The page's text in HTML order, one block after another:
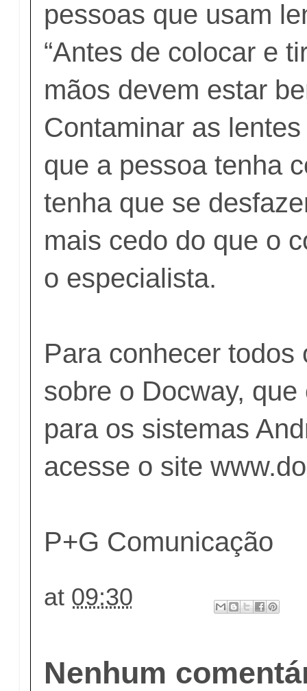
pessoas que usam
“Antes de colocar e
mãos devem estar
Contaminar as
que a pessoa tenha
tenha que se
mais cedo do que o
o especialista.
Para conhecer todos
sobre o Docway,
para os sistemas
acesse o site
P+G Comunicação
at 09:30
Nenhum